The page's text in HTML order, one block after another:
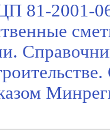
81-2001-